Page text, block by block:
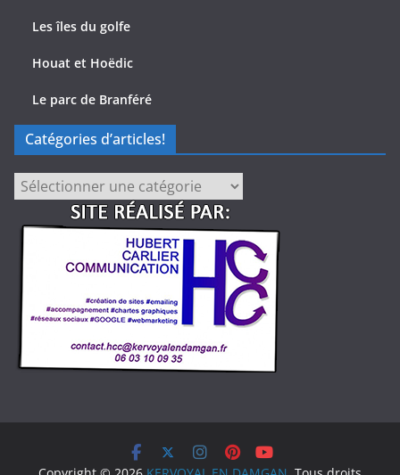
Les îles du golfe
Houat et Hoëdic
Le parc de Branféré
Catégories d’articles!
Catégories